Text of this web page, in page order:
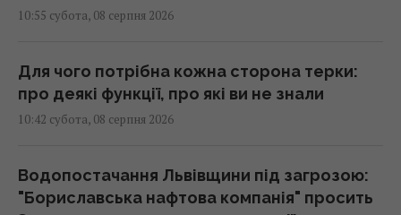
10:55 субота, 08 серпня 2026
Для чого потрібна кожна сторона терки:
про деякі функції, про які ви не знали
10:42 субота, 08 серпня 2026
Водопостачання Львівщини під загрозою:
"Бориславська нафтова компанія" просить